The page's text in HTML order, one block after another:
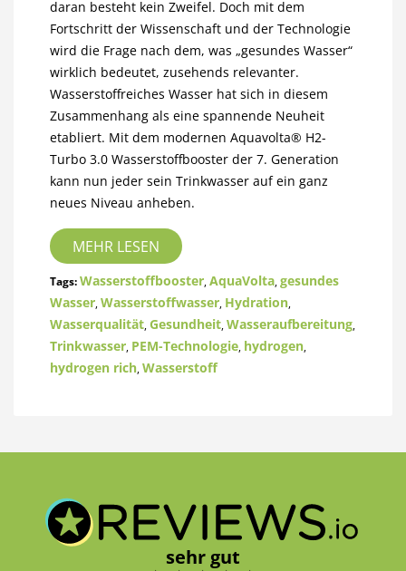
daran besteht kein Zweifel. Doch mit dem
Fortschritt der Wissenschaft und der Technologie
wird die Frage nach dem, was „gesundes Wasser“
wirklich bedeutet, zusehends relevanter.
Wasserstoffreiches Wasser hat sich in diesem
Zusammenhang als eine spannende Neuheit
etabliert. Mit dem modernen Aquavolta® H2-
Turbo 3.0 Wasserstoffbooster der 7. Generation
kann nun jeder sein Trinkwasser auf ein ganz
neues Niveau anheben.
MEHR LESEN
Tags:Wasserstoffbooster,AquaVolta,gesundes
Wasser,Wasserstoffwasser, Hydration,
Wasserqualität,Gesundheit,Wasseraufbereitung,
Trinkwasser, PEM-Technologie, hydrogen,
hydrogen rich,Wasserstoff
sehr gut